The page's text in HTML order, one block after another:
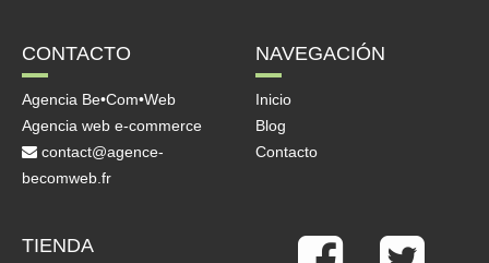
CONTACTO
Agencia Be•Com•Web
Agencia web e-commerce
contact@agence-
becomweb.fr
NAVEGACIÓN
Inicio
Blog
Contacto
TIENDA